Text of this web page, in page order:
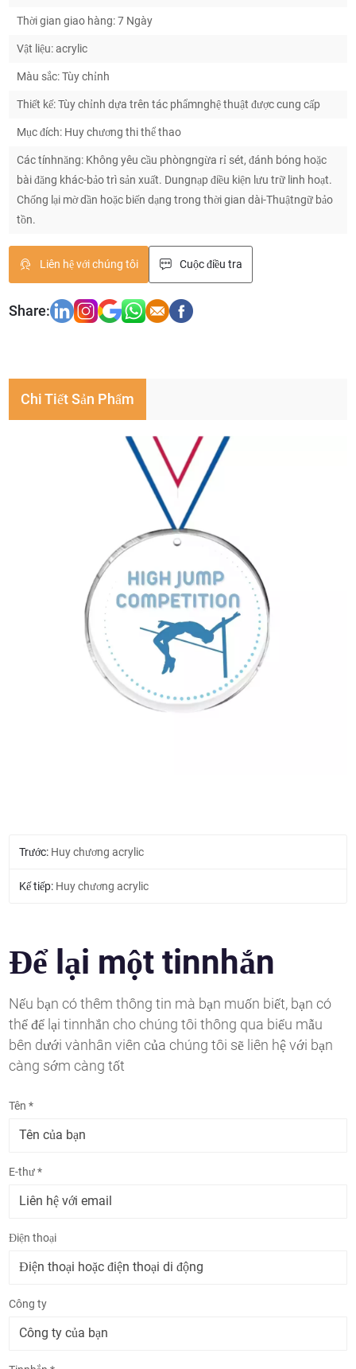
Thời gian giao hàng: 7 Ngày
Vật liệu: acrylic
Màu sắc: Tùy chỉnh
Thiết kế: Tùy chỉnh dựa trên tác phẩmnghệ thuật được cung cấp
Mục đích: Huy chương thi thể thao
Các tínhnăng: Không yêu cầu phòngngừa rỉ sét, đánh bóng hoặc
bài đăng khác-bảo trì sản xuất. Dungnạp điều kiện lưu trữ linh hoạt.
Chống lại mờ dần hoặc biến dạng trong thời gian dài-Thuậtngữ bảo
tồn.
Liên hệ với chúng tôi Cuộc điều tra
Chi Tiết Sản Phẩm
Trước: Huy chương acrylic
Kế tiếp: Huy chương acrylic
Để lại một tinnhắn
Nếu bạn có thêm thông tin mà bạn muốn biết, bạn có
thể để lại tinnhắn cho chúng tôi thông qua biểu mẫu
bên dưới vànhân viên của chúng tôi sẽ liên hệ với bạn
càng sớm càng tốt
Tên *
E-thư *
Điện thoại
Công ty